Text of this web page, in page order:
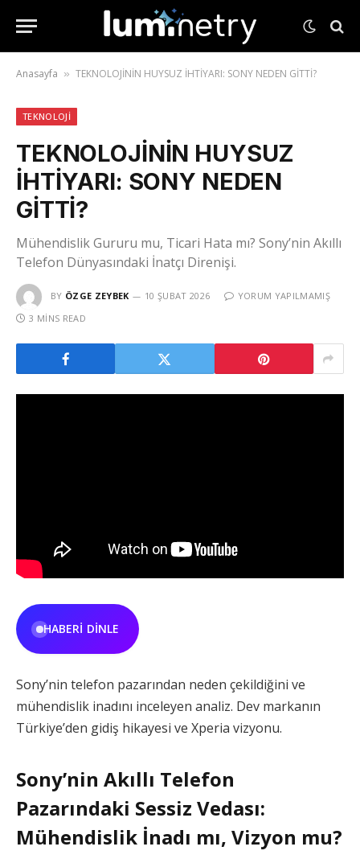
Anasayfa » TEKNOLOJİNİN HUYSUZ İHTİYARI: SONY NEDEN GİTTİ?
TEKNOLOJI
TEKNOLOJİNİN HUYSUZ
İHTİYARI: SONY NEDEN
GİTTİ?
Mühendislik Gururu mu, Ticari Hata mı? Sony’nin Akıllı
Telefon Dünyasındaki İnatçı Direnişi.
BY ÖZGE ZEYBEK 10 ŞUBAT 2026
YORUM YAPILMAMIŞ
3 MINS READ
HABERI DINLE
Sony’nin telefon pazarından neden çekildiğini ve
mühendislik inadını inceleyen analiz. Dev markanın
Türkiye’den gidiş hikayesi ve Xperia vizyonu.
Sony’nin Akıllı Telefon
Pazarındaki Sessiz Vedası:
Mühendislik İnadı mı, Vizyon mu?